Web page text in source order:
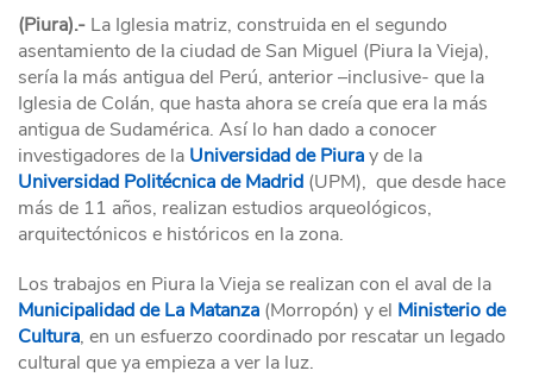
(Piura).- La Iglesia matriz, construida en el segundo
asentamiento de la ciudad de San Miguel (Piura la Vieja),
sería la más antigua del Perú, anterior –inclusive- que la
Iglesia de Colán, que hasta ahora se creía que era la más
antigua de Sudamérica. Así lo han dado a conocer
investigadores de la Universidad de Piuray de la
Universidad Politécnica de Madrid (UPM), que desde hace
más de 11 años, realizan estudios arqueológicos,
arquitectónicos e históricos en la zona.
Los trabajos en Piura la Vieja se realizan con el aval de la
Municipalidad de La Matanza (Morropón) y el Ministerio de
Cultura, en un esfuerzo coordinado por rescatar un legado
cultural que ya empieza a ver la luz.